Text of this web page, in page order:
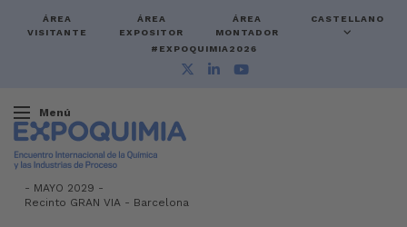
ÁREA
VISITANTE
ÁREA
EXPOSITOR
ÁREA
MONTADOR
CASTELLANO
#EXPOQUIMIA2026
Menú
- MAYO 2029 -
Recinto GRAN VIA - Barcelona